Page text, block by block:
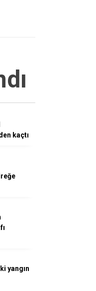
kaçtı
yangın